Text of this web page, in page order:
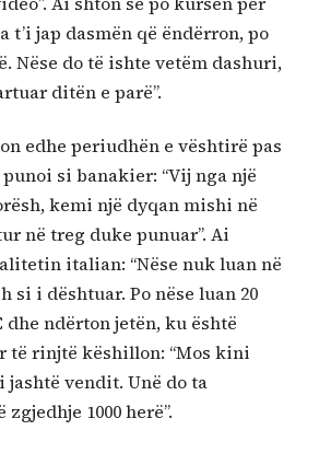
t’i jap dasmën që ëndërron, po
Nëse do të ishte vetëm dashuri,
ditën e parë”.
edhe periudhën e vështirë pas
si banakier: “Vij nga një
kemi një dyqan mishi në
në treg duke punuar”. Ai
italian: “Nëse nuk luan në
si i dështuar. Po nëse luan 20
dhe ndërton jetën, ku është
të rinjtë këshillon: “Mos kini
vendit. Unë do ta
1000 herë”.